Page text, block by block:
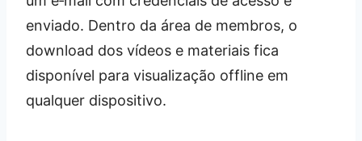
enviado. Dentro da área de membros, o
download dos vídeos e materiais fica
disponível para visualização offline em
qualquer dispositivo.